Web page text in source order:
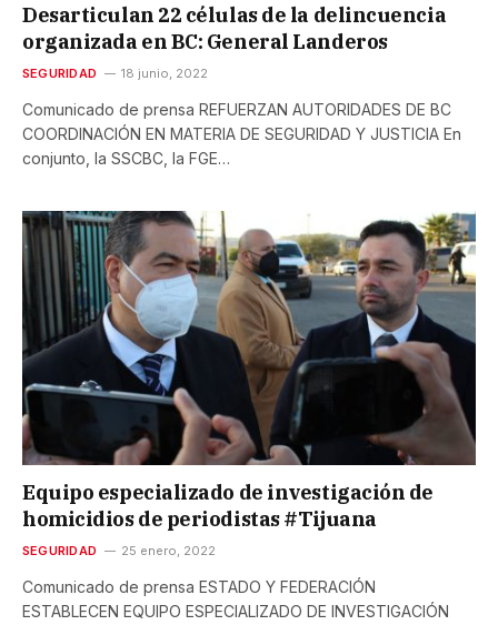
Desarticulan 22 células de la delincuencia
organizada en BC: General Landeros
SEGURIDAD 18 junio, 2022
Comunicado de prensa REFUERZAN AUTORIDADES DE BC
COORDINACIÓN EN MATERIA DE SEGURIDAD Y JUSTICIA En
conjunto, la SSCBC, la FGE…
Equipo especializado de investigación de
homicidios de periodistas #Tijuana
SEGURIDAD 25 enero, 2022
Comunicado de prensa ESTADO Y FEDERACIÓN
ESTABLECEN EQUIPO ESPECIALIZADO DE INVESTIGACIÓN